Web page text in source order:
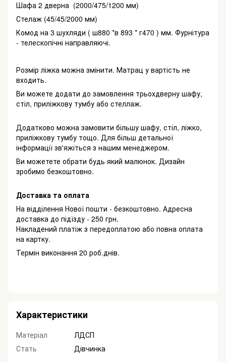
Шафа 2 дверна (2000/475/1200 мм)
Стелаж (45/45/2000 мм)
Комод на 3 шухляди ( ш880 *в 893 * г470 ) мм. Фурнітура
- телескопічні направляючі.
Розмір ліжка можна змінити. Матрац у вартість не
входить.
Ви можете додати до замовлення трьохдверну шафу,
стіл, приліжкову тумбу або стеллаж.
Додатково можна замовити більшу шафу, стіл, ліжко,
приліжкову тумбу тощо. Для більш детальної
інформації зв'яжіться з нашим менеджером.
Ви можетете обрати будь який малюнок. Дизайн
зробимо безкоштовно.
Доставка та оплата
На відділення Нової пошти - безкоштовно. Адресна
доставка до підїзду - 250 грн.
Накладений платіж з передоплатою або повна оплата
на картку.
Термін виконання 20 роб.днів.
Характеристики
Матеріал
ЛДСП
Стать
Дівчинка